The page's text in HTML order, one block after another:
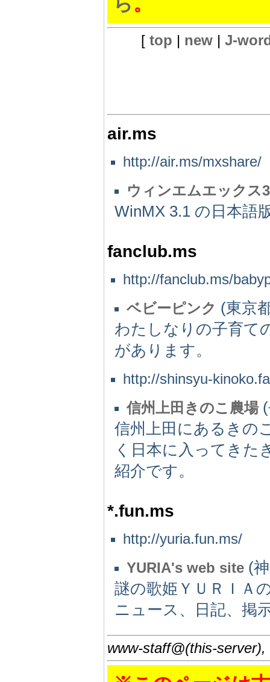
[ top | new| J-
air.ms
http://air.ms/mxshare/
ウィンエムエックス
WinMX 3.1 の日本語
fanclub.ms
http://fanclub.ms/
ベビーピンク (東京
わたしなりの子育て
があります。
http://shinsyu-
信州上田きのこ農場(
信州上田にあるきの
く日本に入ってきた
紹介です。
*.fun.ms
http://yuria.fun.ms/
YURIA's web site (
謎の歌姫ＹＵＲＩＡ
ニュース、日記、掲
www-staff@(this-